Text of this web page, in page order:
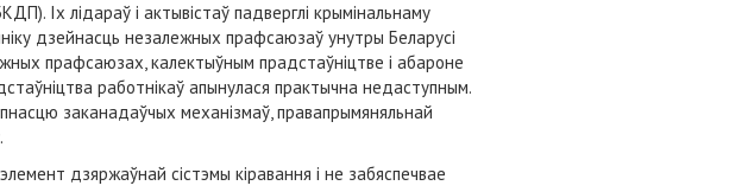
Іх лідараў і актывістаў падверглі крымінальнаму
дзейнасць незалежных прафсаюзаў унутры Беларусі
прафсаюзах, калектыўным прадстаўніцтве і абароне
работнікаў апынулася практычна недаступным.
заканадаўчых механізмаў, правапрымяняльнай
дзяржаўнай сістэмы кіравання і не забяспечвае